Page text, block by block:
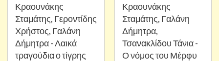
Κραουνάκης
Σταμάτης, Γεροντίδης
Χρήστος, Γαλάνη
Δήμητρα - Λαικά
τραγούδια ο τίγρης
Κραουνάκης
Σταμάτης, Γαλάνη
Δήμητρα,
Τσανακλίδου Τάνια -
Ο νόμος του Μέρφυ